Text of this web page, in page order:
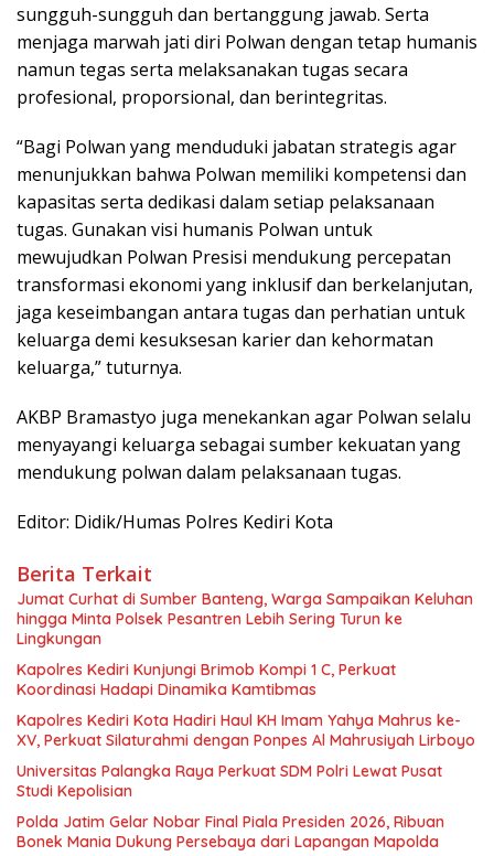
sungguh-sungguh dan bertanggung jawab. Serta
menjaga marwah jati diri Polwan dengan tetap humanis
namun tegas serta melaksanakan tugas secara
profesional, proporsional, dan berintegritas.
“Bagi Polwan yang menduduki jabatan strategis agar
menunjukkan bahwa Polwan memiliki kompetensi dan
kapasitas serta dedikasi dalam setiap pelaksanaan
tugas. Gunakan visi humanis Polwan untuk
mewujudkan Polwan Presisi mendukung percepatan
transformasi ekonomi yang inklusif dan berkelanjutan,
jaga keseimbangan antara tugas dan perhatian untuk
keluarga demi kesuksesan karier dan kehormatan
keluarga,” tuturnya.
AKBP Bramastyo juga menekankan agar Polwan selalu
menyayangi keluarga sebagai sumber kekuatan yang
mendukung polwan dalam pelaksanaan tugas.
Editor: Didik/Humas Polres Kediri Kota
Berita Terkait
Jumat Curhat di Sumber Banteng, Warga Sampaikan Keluhan
hingga Minta Polsek Pesantren Lebih Sering Turun ke
Lingkungan
Kapolres Kediri Kunjungi Brimob Kompi 1 C, Perkuat
Koordinasi Hadapi Dinamika Kamtibmas
Kapolres Kediri Kota Hadiri Haul KH Imam Yahya Mahrus ke-
XV, Perkuat Silaturahmi dengan Ponpes Al Mahrusiyah Lirboyo
Universitas Palangka Raya Perkuat SDM Polri Lewat Pusat
Studi Kepolisian
Polda Jatim Gelar Nobar Final Piala Presiden 2026, Ribuan
Bonek Mania Dukung Persebaya dari Lapangan Mapolda